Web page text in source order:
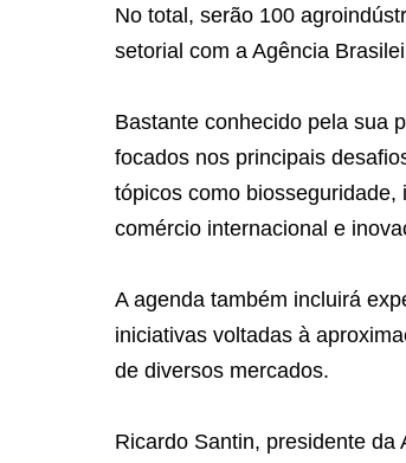
No total, serão 100
setorial com a Agência
Bastante conhecido pela sua
focados nos principais
tópicos como
comércio internacional e
A agenda também incluirá
iniciativas voltadas à
de diversos mercados.
Ricardo Santin, presidente da